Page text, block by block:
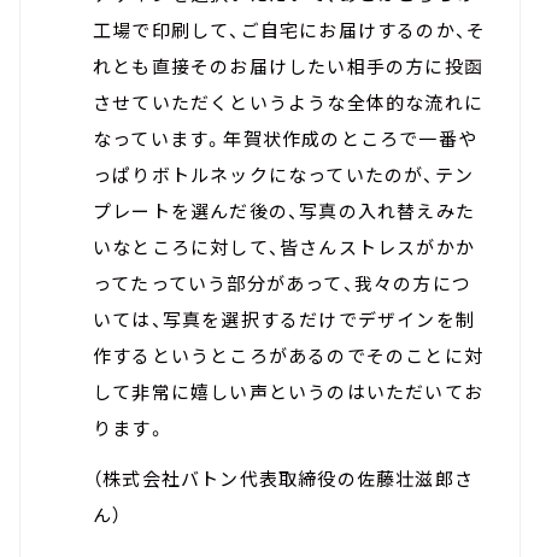
工場で印刷して、ご自宅にお届けするのか、そ
れとも直接そのお届けしたい相手の方に投函
させていただくというような全体的な流れに
なっています。年賀状作成のところで一番や
っぱりボトルネックになっていたのが、テン
プレートを選んだ後の、写真の入れ替えみた
いなところに対して、皆さんストレスがかか
ってたっていう部分があって、我々の方につ
いては、写真を選択するだけでデザインを制
作するというところがあるのでそのことに対
して非常に嬉しい声というのはいただいてお
ります。
（株式会社バトン代表取締役の佐藤壮滋郎さ
ん）